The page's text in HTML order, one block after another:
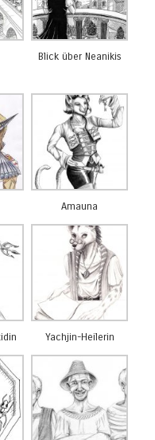
Blick über Neanikis
Amauna
Yachjin-Heilerin